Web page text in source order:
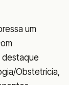
um
destaque
Obstetrícia,